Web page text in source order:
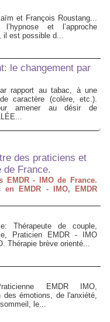
et François Roustang...
et l’approche
il est possible d...
le changement par
rapport au tabac, à une
caractère (colère, etc.).
amener au désir de
des praticiens et
de France.
EMDR - IMO de France.
en EMDR - IMO, EMDR
Thérapeute de couple,
Praticien EMDR - IMO
Thérapie brève orienté...
EMDR IMO,
des émotions, de l'anxiété,
le...